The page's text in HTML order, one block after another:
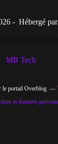
- Hébergé par
MB Tech
portail Overblog
et données